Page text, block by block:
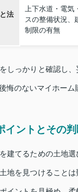
法
上下水道・電気
スの整備状況、
制限の有無
しっかりと確認し
悔のないマイホーム
イントとその
建てるための土地
地を見つけること